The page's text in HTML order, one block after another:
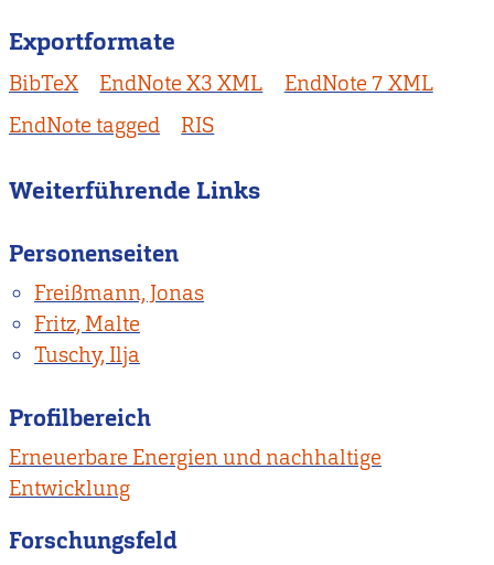
Exportformate
BibTeX EndNote X3 XML
EndNote 7 XML
EndNote tagged
RIS
Weiterführende Links
Personenseiten
Freißmann, Jonas
Fritz, Malte
Tuschy, Ilja
Profilbereich
Erneuerbare Energien und nachhaltige
Entwicklung
Forschungsfeld